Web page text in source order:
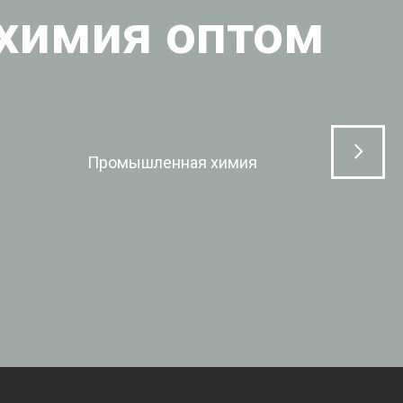
Кемикал»
Продажа химических реактивов